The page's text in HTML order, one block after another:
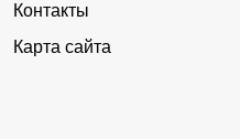
Контакты
Карта сайта